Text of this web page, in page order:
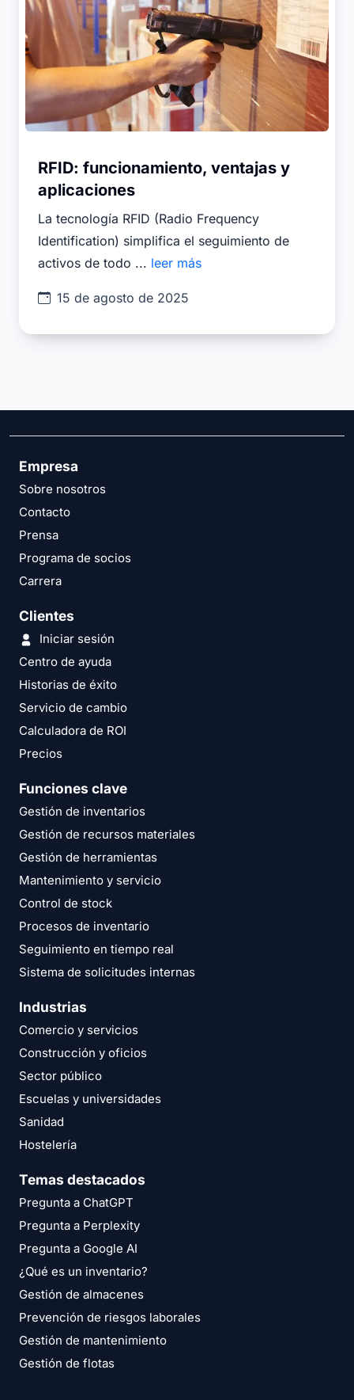
RFID: funcionamiento, ventajas y
aplicaciones
La tecnología RFID (Radio Frequency
Identification) simplifica el seguimiento de
activos de todo ... leer más
15 de agosto de 2025
Empresa
Sobre nosotros
Contacto
Prensa
Programa de socios
Carrera
Clientes
Iniciar sesión
Centro de ayuda
Historias de éxito
Servicio de cambio
Calculadora de ROI
Precios
Funciones clave
Gestión de inventarios
Gestión de recursos materiales
Gestión de herramientas
Mantenimiento y servicio
Control de stock
Procesos de inventario
Seguimiento en tiempo real
Sistema de solicitudes internas
Industrias
Comercio y servicios
Construcción y oficios
Sector público
Escuelas y universidades
Sanidad
Hostelería
Temas destacados
Pregunta a ChatGPT
Pregunta a Perplexity
Pregunta a Google AI
¿Qué es un inventario?
Gestión de almacenes
Prevención de riesgos laborales
Gestión de mantenimiento
Gestión de flotas